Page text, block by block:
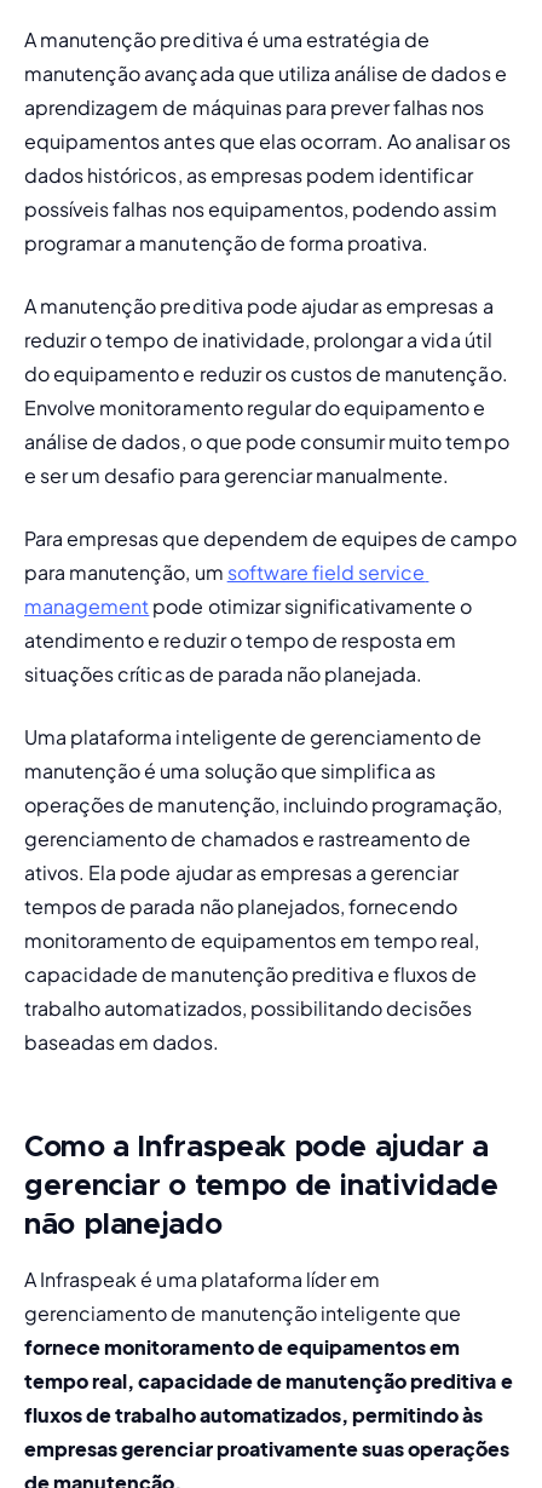
A manutenção preditiva é uma estratégia de
manutenção avançada que utiliza análise de dados e
aprendizagem de máquinas para prever falhas nos
equipamentos antes que elas ocorram. Ao analisar os
dados históricos, as empresas podem identificar
programar a manutenção de forma proativa.
A manutenção preditiva pode ajudar as empresas a
reduzir o tempo de inatividade, prolongar a vida útil
do equipamento e reduzir os custos de manutenção.
Envolve monitoramento regular do equipamento e
análise de dados, o que pode consumir muito tempo
e ser um desafio para gerenciar manualmente.
Para empresas que dependem de equipes de campo
para manutenção, um software field service
management pode otimizar significativamente o
atendimento e reduzir o tempo de resposta em
situações críticas de parada não planejada.
Uma plataforma inteligente de gerenciamento de
manutenção é uma solução que simplifica as
operações de manutenção, incluindo programação,
gerenciamento de chamados e rastreamento de
ativos. Ela pode ajudar as empresas a gerenciar
tempos de parada não planejados, fornecendo
monitoramento de equipamentos em tempo real,
capacidade de manutenção preditiva e fluxos de
trabalho automatizados, possibilitando decisões
baseadas em dados.
Como a Infraspeak pode ajudar a
gerenciar o tempo de inatividade
não planejado
A Infraspeak é uma plataforma líder em
fornece monitoramento de equipamentos em
tempo real, capacidade de manutenção preditiva e
fluxos de trabalho automatizados, permitindo às
empresas gerenciar proativamente suas operações
de manutenção.